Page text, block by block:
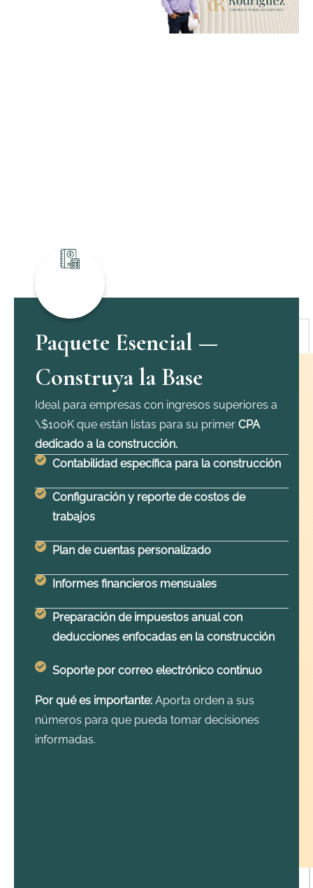
Paquete Esencial —
Construya la Base
Ideal para empresas con ingresos superiores a
\$100K que están listas para su primer CPA
dedicado a la construcción.
Contabilidad específica para la construcción
Configuración y reporte de costos de
trabajos
Plan de cuentas personalizado
Informes financieros mensuales
Preparación de impuestos anual con
deducciones enfocadas en la construcción
Soporte por correo electrónico continuo
Por qué es importante: Aporta orden a sus
números para que pueda tomar decisiones
informadas.